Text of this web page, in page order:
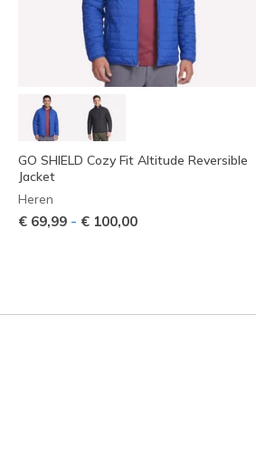
GO SHIELD Cozy Fit Altitude Reversible
Jacket
Heren
€ 69,99 - € 100,00